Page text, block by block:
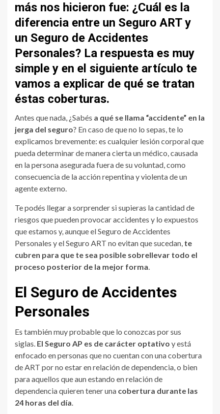
más nos hicieron fue: ¿Cuál es la
diferencia entre un Seguro ART y
un Seguro de Accidentes
Personales? La respuesta es muy
simple y en el siguiente artículo te
vamos a explicar de qué se tratan
éstas coberturas.
Antes que nada, ¿Sabés a qué se llama “accidente” en la
jerga del seguro? En caso de que no lo sepas, te lo
explicamos brevemente: es cualquier lesión corporal que
pueda determinar de manera cierta un médico, causada
en la persona asegurada fuera de su voluntad, como
consecuencia de la acción repentina y violenta de un
agente externo.
Te podés llegar a sorprender si supieras la cantidad de
riesgos que pueden provocar accidentes y lo expuestos
que estamos y, aunque el Seguro de Accidentes
Personales y el Seguro ART no evitan que sucedan, te
cubren para que te sea posible sobrellevar todo el
proceso posterior de la mejor forma.
El Seguro de Accidentes
Personales
Es también muy probable que lo conozcas por sus
siglas. El Seguro AP es de carácter optativo y está
enfocado en personas que no cuentan con una cobertura
de ART por no estar en relación de dependencia, o bien
para aquellos que aun estando en relación de
dependencia quieren tener una cobertura durante las
24 horas del día.